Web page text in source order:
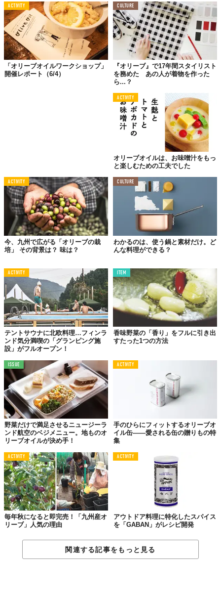
ACTIVITY
「オリーブオイルワークショップ」
開催レポート（6/4）
CULTURE
『オリーブ』で17年間スタイリスト
を務めた あの人が着物を作った
ら...？
ACTIVITY
オリーブオイルは、お味噌汁をもっ
と楽しむための工夫でした
ACTIVITY
今、九州で広がる「オリーブの栽
培」 その背景は？ 味は？
CULTURE
わかるのは、使う鍋と素材だけ。ど
んな料理ができる？
ACTIVITY
テントサウナに北欧料理…フィンラ
ンド気分満喫の「グランピング施
設」がフルオープン！
ITEM
香味野菜の「香り」をフルに引き出
すたった1つの方法
ISSUE
野菜だけで満足させるニュージーラ
ンド航空のベジメニュー。地ものオ
リーブオイルが決め手！
ACTIVITY
手のひらにフィットするオリーブオ
イル缶――愛される缶の贈りもの特
集
ACTIVITY
毎年秋になると即完売！「九州産オ
リーブ」人気の理由
ACTIVITY
アウトドア料理に特化したスパイス
を「GABAN」がレシピ開発
関連する記事をもっと見る